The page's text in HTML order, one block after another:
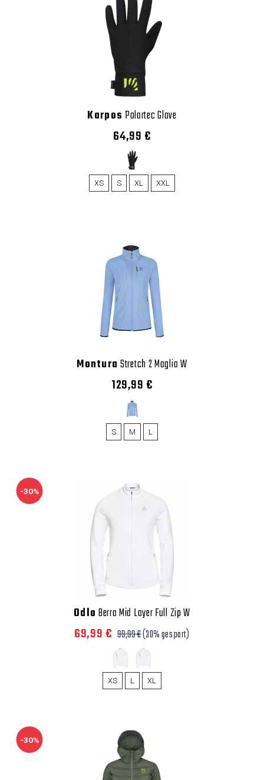
Karpos Polartec Glove
64,99 €
XS S XL XXL
Montura Stretch 2 Maglia W
129,99 €
S M L
-30%
Odlo Berra Mid Layer Full Zip W
69,99 € 99,99 €(30% gespart)
XS L XL
-30%